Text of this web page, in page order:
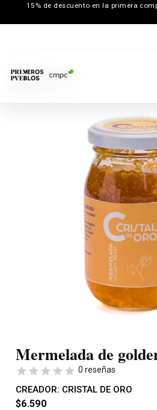
Mermelada de
0 reseñas
CREADOR: CRISTAL DE ORO
$6.590